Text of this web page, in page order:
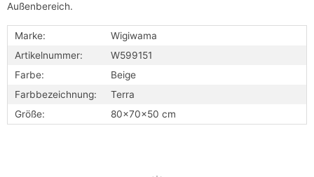
Außenbereich.
Marke:
Wigiwama
Artikelnummer:
W599151
Farbe:
Beige
Farbbezeichnung:
Terra
Größe:
80x70x50 cm